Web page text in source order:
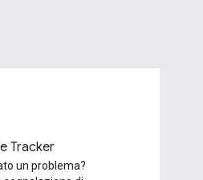
Tracker
un problema?